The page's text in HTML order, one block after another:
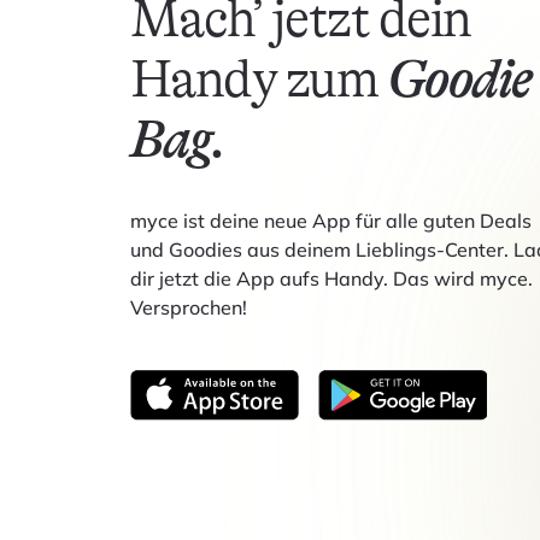
Mach’ jetzt dein
Handy zum Goodie
Bag.
myce ist deine neue App für alle guten Deals
und Goodies aus deinem Lieblings-Center.
dir jetzt die App aufs Handy. Das wird myce.
Versprochen!